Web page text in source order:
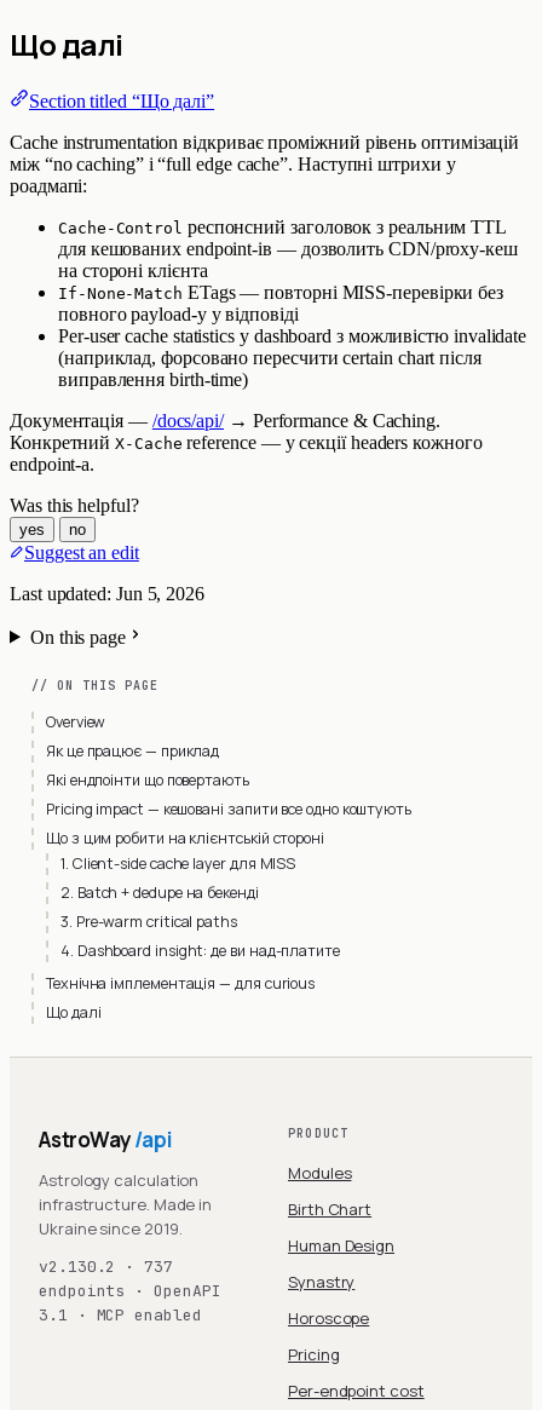
Що далі
Section titled “Що далі”
Cache instrumentation відкриває проміжний рівень оптимізацій
між “no caching” і “full edge cache”. Наступні штрихи у
роадмапі:
Cache-Control респонсний заголовок з реальним TTL
для кешованих endpoint-ів — дозволить CDN/proxy-кеш
на стороні клієнта
If-None-Match ETags — повторні MISS-перевірки без
повного payload-у у відповіді
Per-user cache statistics у dashboard з можливістю invalidate
(наприклад, форсовано пересчити certain chart після
виправлення birth-time)
Документація — /docs/api/→ Performance & Caching.
КонкретнийX-Cache reference — у секції headers кожного
endpoint-а.
Was this helpful?
yes no
Suggest an edit
Last updated: Jun 5, 2026
On this page
// ON THIS PAGE
Overview
Як це працює — приклад
Які ендпоінти що повертають
Pricing impact — кешовані запити все одно коштують
Що з цим робити на клієнтській стороні
1. Client-side cache layer для MISS
2. Batch + dedupe на бекенді
3. Pre-warm critical paths
4. Dashboard insight: де ви над-платите
Технічна імплементація — для curious
Що далі
AstroWay/api
Astrology calculation
infrastructure. Made in
Ukraine since 2019.
v2.130.2 · 737
endpoints · OpenAPI
3.1 · MCP enabled
PRODUCT
Modules
Birth Chart
Human Design
Synastry
Horoscope
Pricing
Per-endpoint cost